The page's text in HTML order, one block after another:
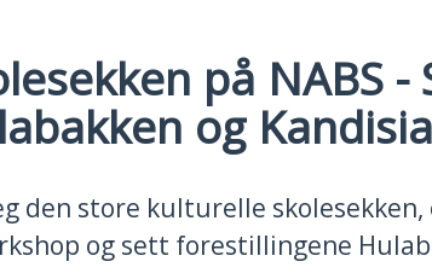
på NABS -
og Kandisia
den store kulturelle skolesekken,
og sett forestillingene